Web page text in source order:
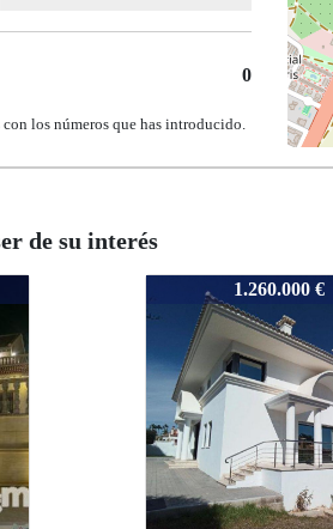
0
los números que has introducido.
de su interés
1.360.000 €